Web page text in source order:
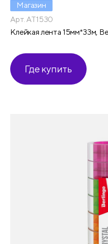
Магазин
Арт. AT1530
Клейкая лента 15мм*33м,
Где купить